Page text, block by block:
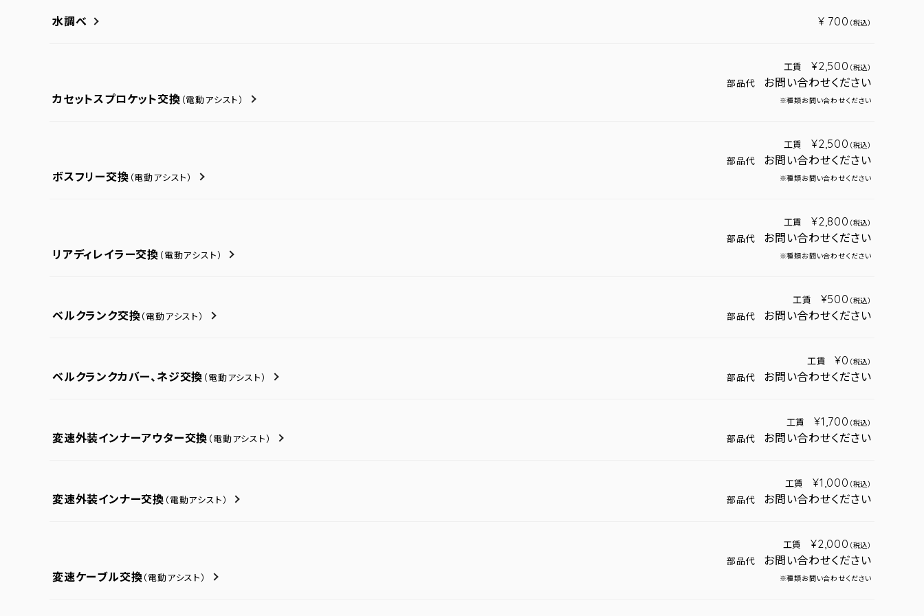
水調べ ¥ 700 （税込）
カセットスプロケット交換 （電動アシスト）
工賃 ¥2,500 （税込）
部品代 お問い合わせください
※種類お問い合わせください
ボスフリー交換 （電動アシスト）
工賃 ¥2,500 （税込）
部品代 お問い合わせください
※種類お問い合わせください
リアディレイラー交換 （電動アシスト）
工賃 ¥2,800 （税込）
部品代 お問い合わせください
※種類お問い合わせください
ベルクランク交換（電動アシスト）
工賃 ¥500 （税込）
部品代 お問い合わせください
ベルクランクカバー、ネジ交換 （電動アシスト）
工賃 ¥0 （税込）
部品代 お問い合わせください
変速外装インナーアウター交換 （電動アシスト）
工賃 ¥1,700 （税込）
部品代 お問い合わせください
変速外装インナー交換 （電動アシスト）
工賃 ¥1,000 （税込）
部品代 お問い合わせください
変速ケーブル交換（電動アシスト）
工賃 ¥2,000 （税込）
部品代 お問い合わせください
※種類お問い合わせください